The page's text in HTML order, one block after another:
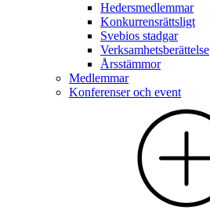
Hedersmedlemmar
Konkurrensrättsligt
Svebios stadgar
Verksamhetsberättelse
Årsstämmor
Medlemmar
Konferenser och event